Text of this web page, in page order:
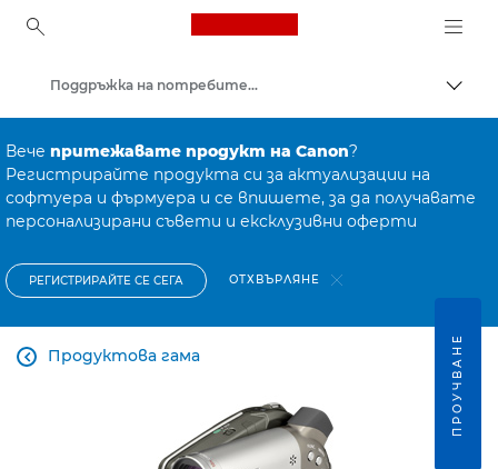
Canon Logo, back to
Поддръжка на потребителски продукти
Вече притежавате продукт на Canon?
Регистрирайте продукта си за актуализации на
софтуера и фърмуера и се впишете, за да получавате
персонализирани съвети и ексклузивни оферти
РЕГИСТРИРАЙТЕ СЕ СЕГА ОТХВЪРЛЯНЕ
Продуктова гама
 ПРОУЧВАНЕ